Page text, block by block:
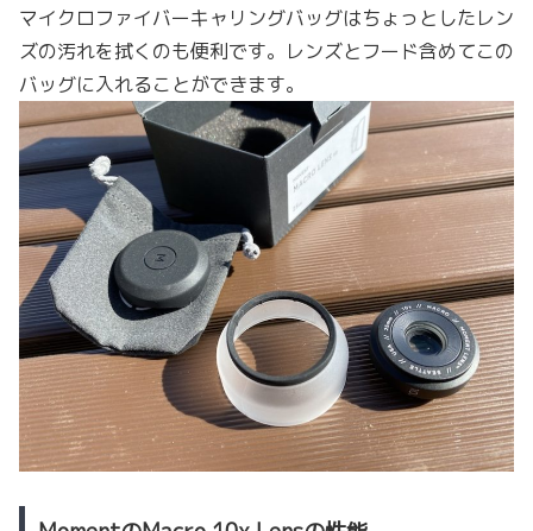
マイクロファイバーキャリングバッグはちょっとしたレン
ズの汚れを拭くのも便利です。レンズとフード含めてこの
バッグに入れることができます。